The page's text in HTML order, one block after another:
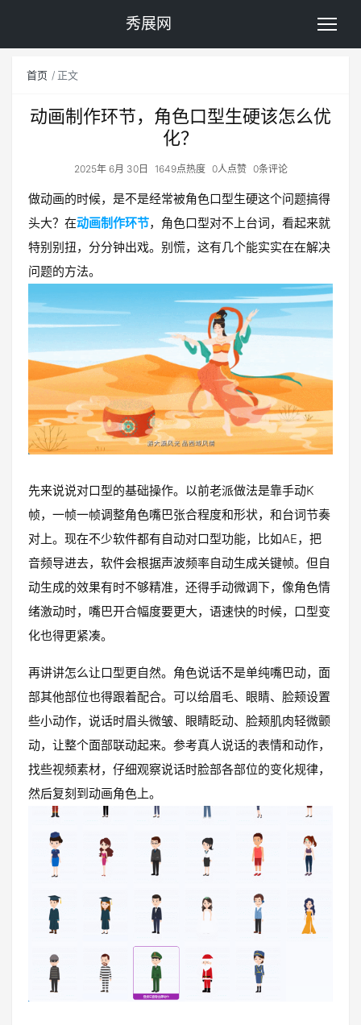
秀展网
首页 正文
动画制作环节，角色口型生硬该怎么优
化？
2025年 6月 30日 1649点热度 0人点赞 0条评论
做动画的时候，是不是经常被角色口型生硬这个问题搞得
头大？在动画制作环节，角色口型对不上台词，看起来就
特别别扭，分分钟出戏。别慌，这有几个能实实在在解决
问题的方法。
先来说说对口型的基础操作。以前老派做法是靠手动K
帧，一帧一帧调整角色嘴巴张合程度和形状，和台词节奏
对上。现在不少软件都有自动对口型功能，比如AE，把
音频导进去，软件会根据声波频率自动生成关键帧。但自
动生成的效果有时不够精准，还得手动微调下，像角色情
绪激动时，嘴巴开合幅度要更大，语速快的时候，口型变
化也得更紧凑。
再讲讲怎么让口型更自然。角色说话不是单纯嘴巴动，面
部其他部位也得跟着配合。可以给眉毛、眼睛、脸颊设置
些小动作，说话时眉头微皱、眼睛眨动、脸颊肌肉轻微颤
动，让整个面部联动起来。参考真人说话的表情和动作，
找些视频素材，仔细观察说话时脸部各部位的变化规律，
然后复刻到动画角色上。